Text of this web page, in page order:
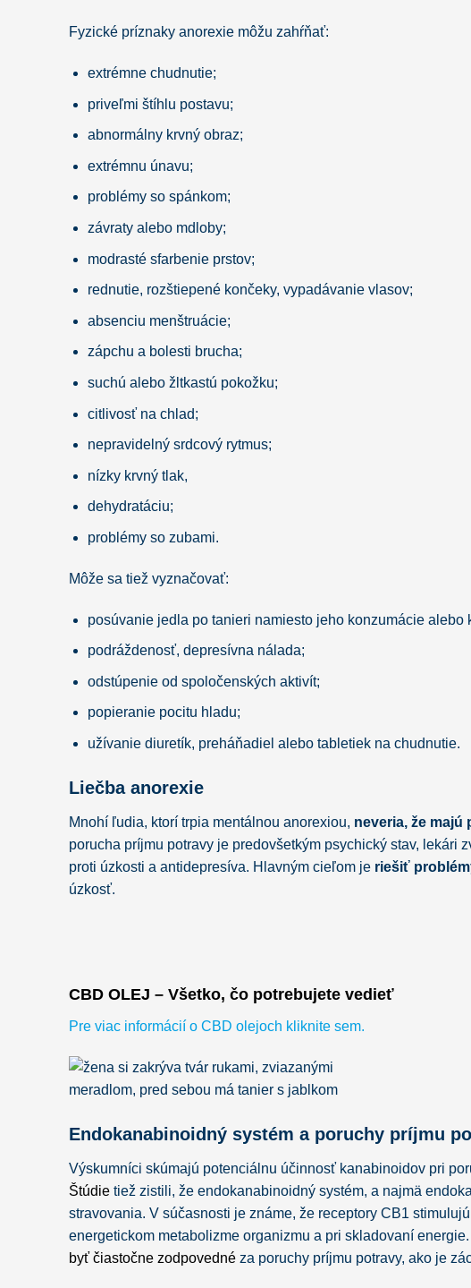
Fyzické príznaky anorexie môžu zahŕňať:
extrémne chudnutie;
priveľmi štíhlu postavu;
abnormálny krvný obraz;
extrémnu únavu;
problémy so spánkom;
závraty alebo mdloby;
modrasté sfarbenie prstov;
rednutie, rozštiepené končeky, vypadávanie vlasov;
absenciu menštruácie;
zápchu a bolesti brucha;
suchú alebo žltkastú pokožku;
citlivosť na chlad;
nepravidelný srdcový rytmus;
nízky krvný tlak,
dehydratáciu;
problémy so zubami.
Môže sa tiež vyznačovať:
posúvanie jedla po tanieri namiesto jeho konzumácie alebo
podráždenosť, depresívna nálada;
odstúpenie od spoločenských aktivít;
popieranie pocitu hladu;
užívanie diuretík, preháňadiel alebo tabletiek na chudnutie.
Liečba anorexie
Mnohí ľudia, ktorí trpia mentálnou anorexiou, neveria, že majú
porucha príjmu potravy je predovšetkým psychický stav,
proti úzkosti a antidepresíva. Hlavným cieľom je riešiť
úzkosť.
CBD OLEJ – Všetko, čo potrebujete vedieť
Pre viac informácií o CBD olejoch kliknite sem.
Endokanabinoidný systém a poruchy príjmu
Výskumníci skúmajú potenciálnu účinnosť kanabinoidov pri
Štúdie tiež zistili, že endokanabinoidný systém, a najmä
stravovania. V súčasnosti je známe, že receptory CB1
energetickom metabolizme organizmu a pri skladovaní
byť čiastočne zodpovedné za poruchy príjmu potravy, ako je